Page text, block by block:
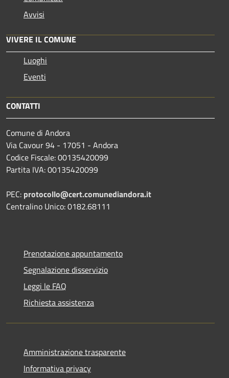
Avvisi
VIVERE IL COMUNE
Luoghi
Eventi
CONTATTI
Comune di Andora
Via Cavour 94 - 17051 - Andora
Codice Fiscale: 00135420099
Partita IVA: 00135420099
PEC: protocollo@cert.comunediandora.it
Centralino Unico: 0182.68111
Prenotazione appuntamento
Segnalazione disservizio
Leggi le FAQ
Richiesta assistenza
Amministrazione trasparente
Informativa privacy